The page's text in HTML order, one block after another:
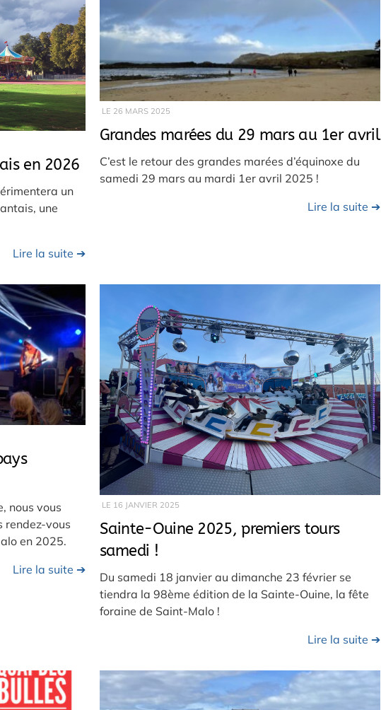
en 2026
un
une
Lire la suite ➔
LE 26 MARS 2025
Grandes marées du 29 mars au 1er avril
C’est le retour des grandes marées d’équinoxe du
samedi 29 mars au mardi 1er avril 2025 !
Lire la suite ➔
nous vous
rendez-vous
en 2025.
Lire la suite ➔
LE 16 JANVIER 2025
Sainte-Ouine 2025, premiers tours
samedi !
Du samedi 18 janvier au dimanche 23 février se
tiendra la 98ème édition de la Sainte-Ouine, la fête
foraine de Saint-Malo !
Lire la suite ➔